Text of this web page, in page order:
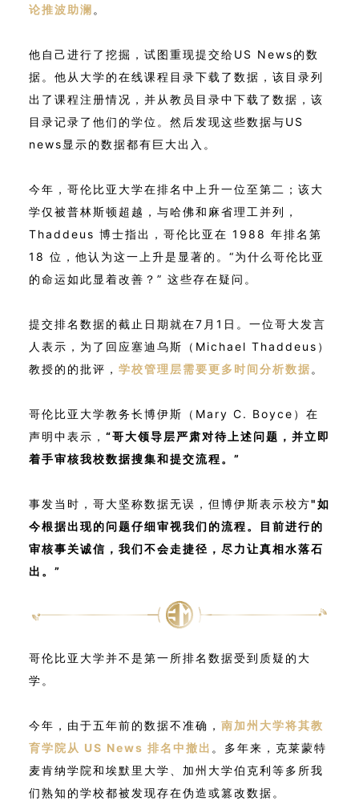
论推波助澜 。
他自己进行了挖掘，试图重现提交给US News的数
据。他从大学的在线课程目录下载了数据，该目录列
出了课程注册情况，并从教员目录中下载了数据，该
目录记录了他们的学位。然后发现这些数据与US
news显示的数据都有巨大出入。
今年，哥伦比亚大学在排名中上升一位至第二；该大
学仅被普林斯顿超越，与哈佛和麻省理工并列，
Thaddeus 博士指出，哥伦比亚在 1988 年排名第
18 位，他认为这一上升是显著的。“为什么哥伦比亚
的命运如此显着改善？” 这些存在疑问。
提交排名数据的截止日期就在7月1日。一位哥大发言
人表示，为了回应塞迪乌斯（Michael Thaddeus）
教授的的批评， 学校管理层需要更多时间分析数据 。
哥伦比亚大学教务长博伊斯（Mary C. Boyce）在
声明中表示， “哥大领导层严肃对待上述问题，并立即
着手审核我校数据搜集和提交流程。”
事发当时，哥大坚称数据无误，但博伊斯表示校方"如
今根据出现的问题仔细审视我们的流程。目前进行的
审核事关诚信，我们不会走捷径，尽力让真相水落石
出。”
哥伦比亚大学并不是第一所排名数据受到质疑的大
学。
今年，由于五年前的数据不准确， 南加州大学将其教
育学院从 US News 排名中撤出 。多年来，克莱蒙特
麦肯纳学院和埃默里大学、加州大学伯克利等多所我
们熟知的学校都被发现存在伪造或篡改数据。